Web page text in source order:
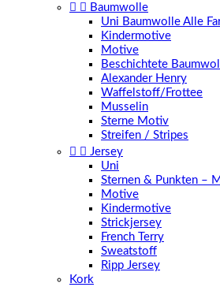
  Baumwolle
Uni Baumwolle Alle
Kindermotive
Motive
Beschichtete
Alexander Henry
Waffelstoff/Frottee
Musselin
Sterne Motiv
Streifen / Stripes
  Jersey
Uni
Sternen & Punkten –
Motive
Kindermotive
Strickjersey
French Terry
Sweatstoff
Ripp Jersey
Kork